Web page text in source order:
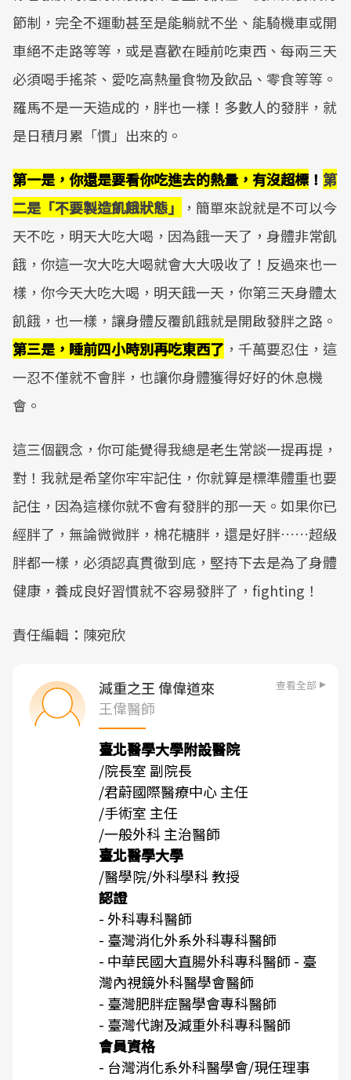
節制，完全不運動甚至是能躺就不坐、能騎機車或開
車絕不走路等等，或是喜歡在睡前吃東西、每兩三天
必須喝手搖茶、愛吃高熱量食物及飲品、零食等等。
羅馬不是一天造成的，胖也一樣！多數人的發胖，就
是日積月累「慣」出來的。
第一是，你還是要看你吃進去的熱量，有沒超標 ！ 第
二是「不要製造飢餓狀態」
，簡單來說就是不可以今
天不吃，明天大吃大喝，因為餓一天了，身體非常飢
餓，你這一次大吃大喝就會大大吸收了！反過來也一
樣，你今天大吃大喝，明天餓一天，你第三天身體太
飢餓，也一樣，讓身體反覆飢餓就是開啟發胖之路。
第三是，睡前四小時別再吃東西了 ，千萬要忍住，這
一忍不僅就不會胖，也讓你身體獲得好好的休息機
會。
這三個觀念，你可能覺得我總是老生常談一提再提，
對！我就是希望你牢牢記住，你就算是標準體重也要
記住，因為這樣你就不會有發胖的那一天。如果你已
經胖了，無論微微胖，棉花糖胖，還是好胖……超級
胖都一樣，必須認真貫徹到底，堅持下去是為了身體
健康，養成良好習慣就不容易發胖了，fighting！
責任編輯：陳宛欣
減重之王 偉偉道來 查看全部
王偉醫師
臺北醫學大學附設醫院
/院長室 副院長
/君蔚國際醫療中心 主任
/手術室 主任
/一般外科 主治醫師
臺北醫學大學
/醫學院/外科學科 教授
認證
- 外科專科醫師
- 臺灣消化外系外科專科醫師
- 中華民國大直腸外科專科醫師 - 臺
灣內視鏡外科醫學會醫師
- 臺灣肥胖症醫學會專科醫師
- 臺灣代謝及減重外科專科醫師
會員資格
- 台灣消化系外科醫學會/現任理事